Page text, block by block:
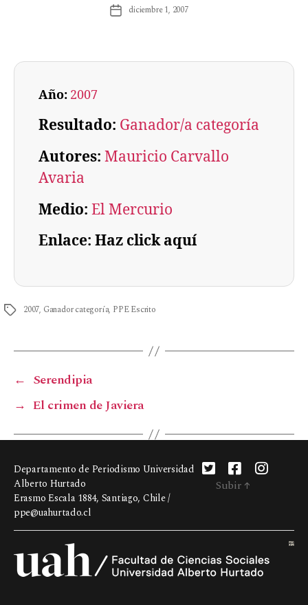
diciembre 1, 2007
Año: 2007
Resultado: Ganador/a categoría
Autores: Mauricio Carvallo
Avaria
Medio: El Mercurio
Enlace: Haz click aquí
2007, Ganador categoría, PPE Escrito
← Serendipia
→ El crimen de Javiera
Departamento de Periodismo Universidad
Alberto Hurtado
Erasmo Escala 1884, Santiago, Chile /
ppe@uahurtado.cl
Subir ↑